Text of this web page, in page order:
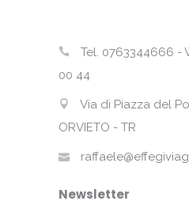
Tel. 0763344666 -
00 44
Via di Piazza del
ORVIETO - TR
Newsletter